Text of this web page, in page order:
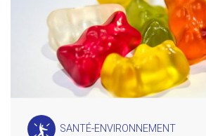
SANTÉ-ENVIRONNEMENT